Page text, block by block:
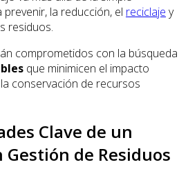
la reducción, el reciclaje y
residuos.
comprometidos con la búsqueda
que minimicen el impacto
conservación de recursos
Clave de un
Gestión de Residuos